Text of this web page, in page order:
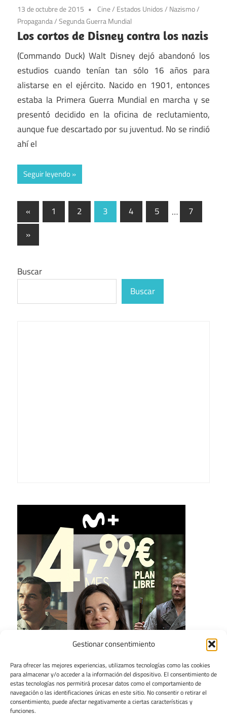
Gestionar consentimiento
Para ofrecer las mejores experiencias, utilizamos tecnologías como las cookies
para almacenar y/o acceder a la información del dispositivo. El consentimiento de
estas tecnologías nos permitirá procesar datos como el comportamiento de
navegación o las identificaciones únicas en este sitio. No consentir o retirar el
consentimiento, puede afectar negativamente a ciertas características y
funciones.
13 de octubre de 2015 Cine/ Estados Unidos/ Nazismo/
Propaganda/Segunda Guerra Mundial
Los cortos de Disney contra los nazis
(Commando Duck) Walt Disney dejó abandonó los
estudios cuando tenían tan sólo 16 años para
alistarse en el ejército. Nacido en 1901, entonces
estaba la Primera Guerra Mundial en marcha y se
presentó decidido en la oficina de reclutamiento,
aunque fue descartado por su juventud. No se rindió
ahí el
Seguir leyendo
Paginación
de
entradas
« Entradas
anteriores
1 2 3 4 5 …
7
Entradas
siguientes
»
Buscar
Buscar